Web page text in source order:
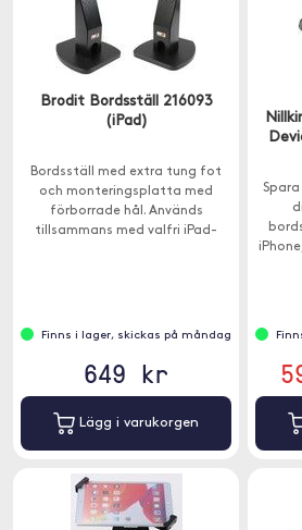
Brodit Bordsställ 216093
(iPad)
Bordsställ med extra tung fot
och monteringsplatta med
förborrade hål. Används
tillsammans med valfri iPad-
Finns i lager, skickas på måndag
649 kr
Lägg i varukorgen